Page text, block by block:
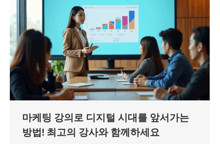
마케팅 강의로 디지털 시대를 앞서가는
방법! 최고의 강사와 함께하세요